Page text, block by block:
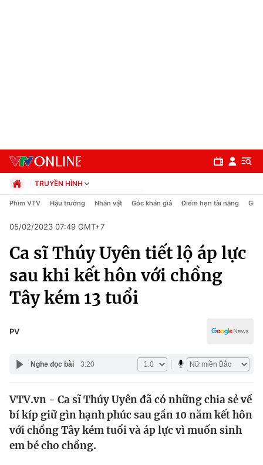
Chuyên mục
Chính trị
Xã hội
Pháp luật
Y tế
Thế giới
Tin tức
Thế giới đó đây
Kinh tế
TRUYỀN HÌNH
Chính trị
Pháp luật
Kinh tế
Thể thao
Truyền hình
Văn hóa - Giải trí
Phim VTV Hậu trường Nhân vật Góc khán giả Điểm hẹn tài năng Giải
05/02/2023 07:49 GMT+7
Ca sĩ Thúy Uyên tiết lộ áp lực
sau khi kết hôn với chồng
Tây kém 13 tuổi
PV
Nghe đọc bài 3:20
VTV.vn - Ca sĩ Thúy Uyên đã có những chia sẻ về
bí kíp giữ gìn hạnh phúc sau gần 10 năm kết hôn
với chồng Tây kém tuổi và áp lực vì muốn sinh
em bé cho chồng.